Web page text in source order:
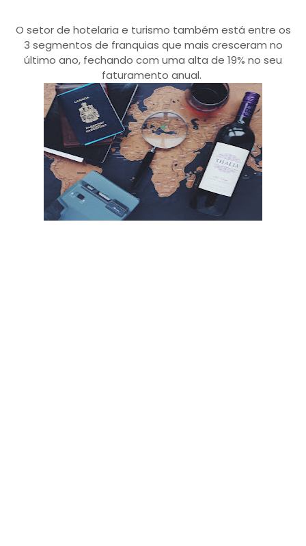
O setor de hotelaria e turismo também está entre os
3 segmentos de franquias que mais cresceram no
último ano, fechando com uma alta de 19% no seu
faturamento anual.